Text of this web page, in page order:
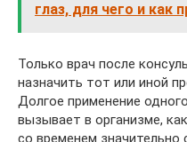
глаз, для чего и как
Только врач после
назначить тот или иной
Долгое применение
вызывает в организме,
со временем значительно